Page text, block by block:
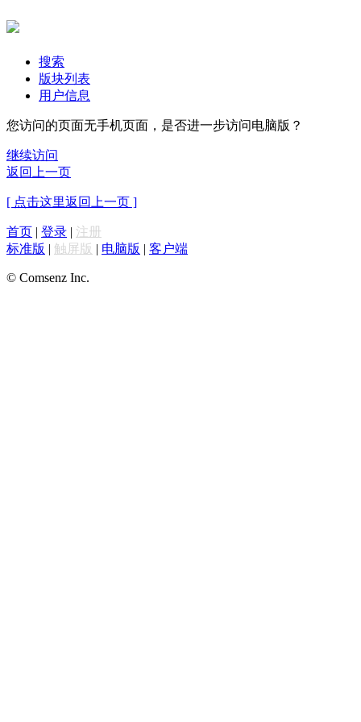
搜索
版块列表
用户信息
您访问的页面无手机页面，是否进一步访问电脑版？
继续访问
返回上一页
[ 点击这里返回上一页 ]
首页 | 登录 | 注册
标准版 | 触屏版 | 电脑版 | 客户端
© Comsenz Inc.